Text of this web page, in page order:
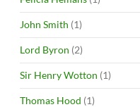
John Smith (1)
Lord Byron (2)
Sir Henry Wotton (1)
Thomas Hood (1)